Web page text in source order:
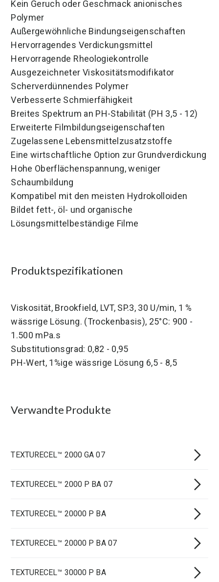
Kein Geruch oder Geschmack anionisches
Polymer
Außergewöhnliche Bindungseigenschaften
Hervorragendes Verdickungsmittel
Hervorragende Rheologiekontrolle
Ausgezeichneter Viskositätsmodifikator
Scherverdünnendes Polymer
Verbesserte Schmierfähigkeit
Breites Spektrum an PH-Stabilität (PH 3,5 - 12)
Erweiterte Filmbildungseigenschaften
Zugelassene Lebensmittelzusatzstoffe
Eine wirtschaftliche Option zur Grundverdickung
Hohe Oberflächenspannung, weniger
Schaumbildung
Kompatibel mit den meisten Hydrokolloiden
Bildet fett-, öl- und organische
Lösungsmittelbeständige Filme
Produktspezifikationen
Viskosität, Brookfield, LVT, SP.3, 30 U/min, 1 %
wässrige Lösung. (Trockenbasis), 25°C: 900 -
1.500 mPa.s
Substitutionsgrad: 0,82 - 0,95
PH-Wert, 1%ige wässrige Lösung 6,5 - 8,5
Verwandte Produkte
TEXTURECEL™ 2000 GA 07
TEXTURECEL™ 2000 P BA 07
TEXTURECEL™ 20000 P BA
TEXTURECEL™ 20000 P BA 07
TEXTURECEL™ 30000 P BA